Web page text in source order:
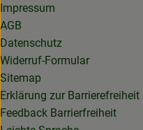
Impressum
AGB
Datenschutz
Widerruf-Formular
Sitemap
Erklärung zur Barrierefreiheit
Feedback Barrierfreiheit